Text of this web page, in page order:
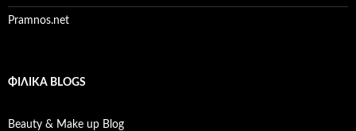
Pramnos.net
ΦΙΛΙΚΆ BLOGS
Beauty & Make up Blog